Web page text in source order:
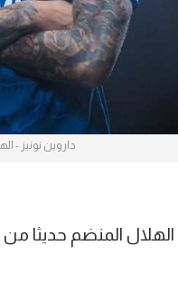
داروين نونيز -
المنضم حديثا من